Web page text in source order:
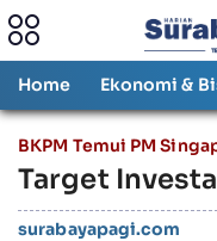
Home Ekonomi &
BKPM Temui PM
Target
surabayapagi.com